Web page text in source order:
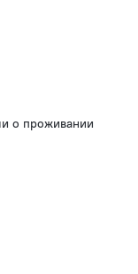
о проживании